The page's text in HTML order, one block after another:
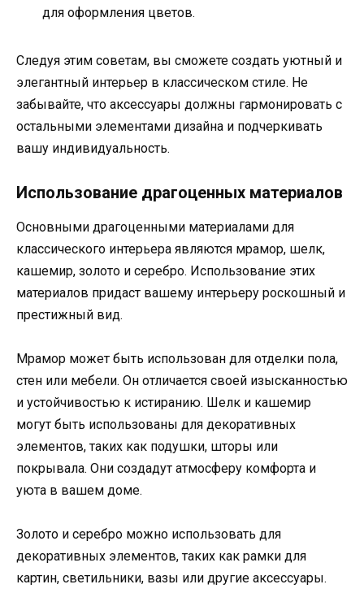
для оформления цветов.
Следуя этим советам, вы сможете создать уютный и
элегантный интерьер в классическом стиле. Не
забывайте, что аксессуары должны гармонировать с
остальными элементами дизайна и подчеркивать
вашу индивидуальность.
Использование драгоценных материалов
Основными драгоценными материалами для
классического интерьера являются мрамор, шелк,
кашемир, золото и серебро. Использование этих
материалов придаст вашему интерьеру роскошный и
престижный вид.
Мрамор может быть использован для отделки пола,
стен или мебели. Он отличается своей изысканностью
и устойчивостью к истиранию. Шелк и кашемир
могут быть использованы для декоративных
элементов, таких как подушки, шторы или
покрывала. Они создадут атмосферу комфорта и
уюта в вашем доме.
Золото и серебро можно использовать для
декоративных элементов, таких как рамки для
картин, светильники, вазы или другие аксессуары.